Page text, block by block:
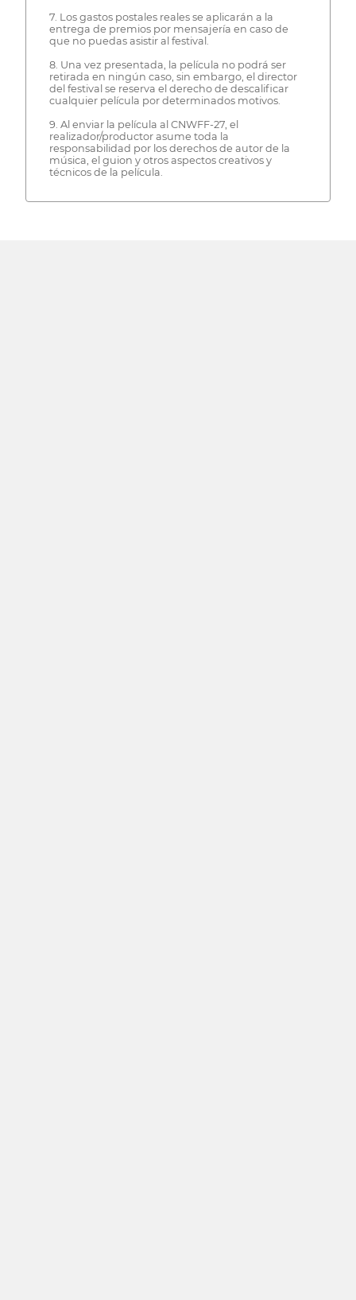
7. Los gastos postales reales se aplicarán a la
entrega de premios por mensajería en caso de
que no puedas asistir al festival.
8. Una vez presentada, la película no podrá ser
retirada en ningún caso, sin embargo, el director
del festival se reserva el derecho de descalificar
cualquier película por determinados motivos.
9. Al enviar la película al CNWFF-27, el
realizador/productor asume toda la
responsabilidad por los derechos de autor de la
música, el guion y otros aspectos creativos y
técnicos de la película.